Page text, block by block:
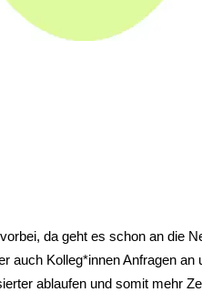
da geht es schon an die
auch Kolleg*innen Anfragen
ablaufen und somit mehr